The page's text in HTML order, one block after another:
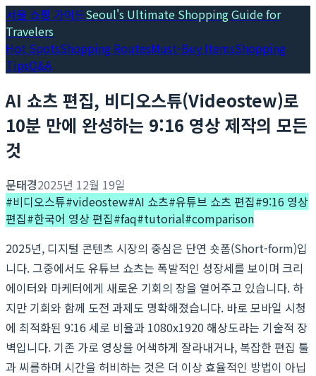
서울 쇼핑 가이드Seoul's Ultimate Shopping Guide for
Travelers
Hot SpotsShopping RoutesMust-Buy ItemsShopping
TipsQ&A
AI 쇼츠 편집, 비디오스튜(Videostew)로
10분 만에 완성하는 9:16 영상 제작의 모든
것
문태경2025년 12월 19일
#비디오스튜#videostew#AI 쇼츠#유튜브 쇼츠 편집#9:16 영상
편집#한국어 영상 편집#faq#tutorial#comparison
2025년, 디지털 콘텐츠 시장의 중심은 단연 숏폼(Short-form)입
니다. 그중에서도 유튜브 쇼츠는 폭발적인 성장세를 보이며 크리
에이터와 마케터에게 새로운 기회의 장을 열어주고 있습니다. 하
지만 기회와 함께 도전 과제도 명확해졌습니다. 바로 모바일 시청
에 최적화된 9:16 세로 비율과 1080x1920 해상도라는 기술적 장
벽입니다. 기존 가로 영상을 어색하게 잘라내거나, 복잡한 편집 툴
과 씨름하며 시간을 허비하는 것은 더 이상 효율적인 방법이 아닙